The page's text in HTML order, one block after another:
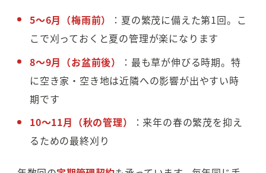
5〜6月（梅雨前）
：夏の繁茂に備えた第1回。こ
こで刈っておくと夏の管理が楽になります
8〜9月（お盆前後）
：最も草が伸びる時期。特
に空き家・空き地は近隣への影響が出やすい時
期です
10〜11月（秋の管理）
：来年の春の繁茂を抑え
るための最終刈り